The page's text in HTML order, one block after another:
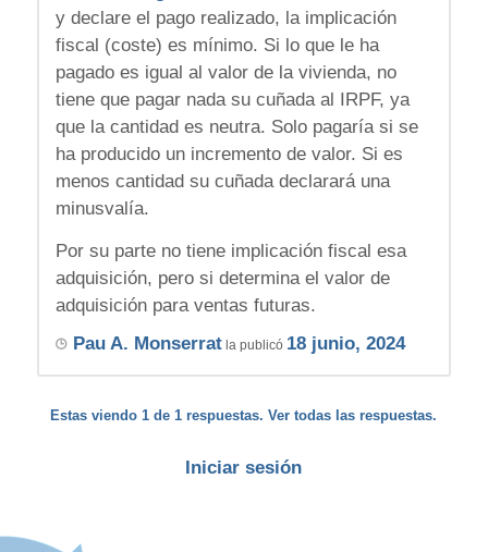
y declare el pago realizado, la implicación
fiscal (coste) es mínimo. Si lo que le ha
pagado es igual al valor de la vivienda, no
tiene que pagar nada su cuñada al IRPF, ya
que la cantidad es neutra. Solo pagaría si se
ha producido un incremento de valor. Si es
menos cantidad su cuñada declarará una
minusvalía.
Por su parte no tiene implicación fiscal esa
adquisición, pero si determina el valor de
adquisición para ventas futuras.
Pau A. Monserratla publicó 18 junio, 2024
Estas viendo 1 de 1 respuestas. Ver todas las respuestas.
Iniciar sesión